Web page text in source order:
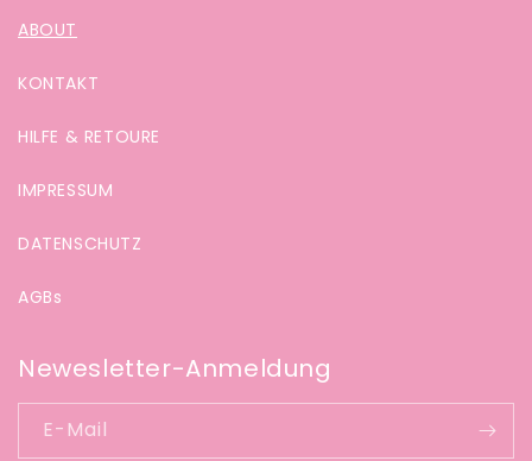
ABOUT
KONTAKT
HILFE & RETOURE
IMPRESSUM
DATENSCHUTZ
AGBs
Newesletter-Anmeldung
E-Mail